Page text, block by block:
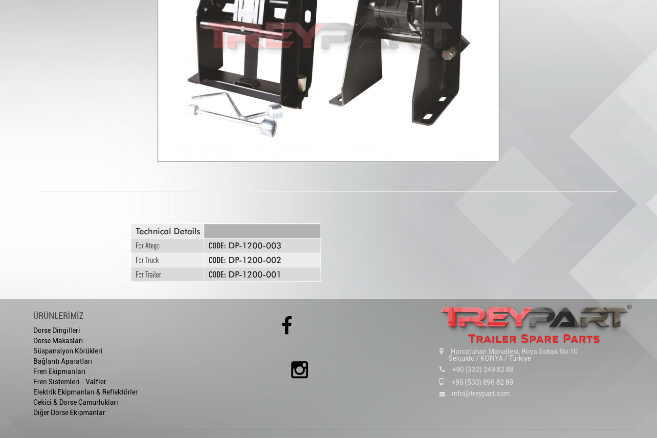
ÜRÜNLERİMİZ
Dorse Dingilleri
Dorse Makasları
Süspansiyon Körükleri
Bağlantı Aparatları
Fren Ekipmanları
Fren Sistemleri - Valfler
Elektrik Ekipmanları & Reflektörler
Çekici & Dorse Çamurlukları
Diğer Dorse Ekipmanlar
Horozluhan Mahallesi, Rüya Sokak No:10
Selçuklu / KONYA / Türkiye
+90 (332) 249 82 88
+90 (530) 896 82 89
info@treypart.com